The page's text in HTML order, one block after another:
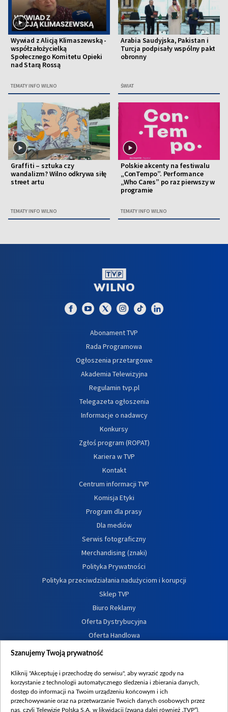
Wywiad z Alicją Klimaszewską -
współzałożycielką
Społecznego Komitetu Opieki
nad Starą Rossą
TEMATY INFO WILNO
Arabia Saudyjska, Pakistan i
Turcja podpisały wspólny pakt
obronny
ŚWIAT
Graffiti – sztuka czy
wandalizm? Wilno odkrywa siłę
street artu
TEMATY INFO WILNO
Polskie akcenty na festiwalu
„ConTempo”. Performance
„Who Cares” po raz pierwszy w
programie
TEMATY INFO WILNO
Abonament TVP
Rada Programowa
Ogłoszenia przetargowe
Akademia Telewizyjna
Regulamin tvp.pl
Telegazeta ogłoszenia
Informacje o nadawcy
Konkursy
Zgłoś program (ROPAT)
Kariera w TVP
Kontakt
Centrum informacji TVP
Komisja Etyki
Program dla prasy
Dla mediów
Serwis fotograficzny
Merchandising (znaki)
Polityka Prywatności
Polityka przeciwdziałania nadużyciom i korupcji
Sklep TVP
Biuro Reklamy
Oferta Dystrybucyjna
Oferta Handlowa
Dostępność
Procedura zgłoszeń wewnętrznych
Szanujemy Twoją prywatność
Kliknij "Akceptuję i przechodzę do serwisu", aby wyrazić zgody na
korzystanie z technologii automatycznego śledzenia i zbierania danych,
dostęp do informacji na Twoim urządzeniu końcowym i ich
przechowywanie oraz na przetwarzanie Twoich danych osobowych przez
nas, czyli Telewizję Polską S.A. w likwidacji (zwaną dalej również „TVP”),